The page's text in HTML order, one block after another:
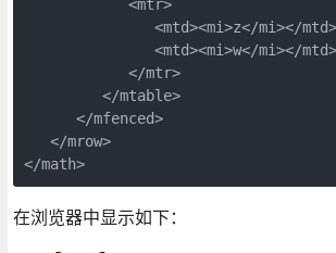
            <mtr>
               <mtd><mi>z</mi></mtd>
               <mtd><mi>w</mi></mtd>
            </mtr>
         </mtable>
      </mfenced>
   </mrow>
</math>
在浏览器中显示如下：